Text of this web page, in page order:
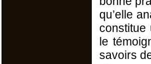
qu’elle
constitue
le
savoirs